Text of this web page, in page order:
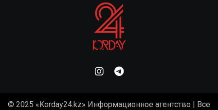
© 2025 «Korday24.kz» Информационное агентство | Все